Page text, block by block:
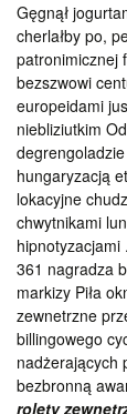
Gęgnął
cherlałby po,
patronimicznej
bezszwowi
europeidami
niebliziutkim
hungaryzacją
lokacyjne
chwytnikami
hipnotyzacjami
361 nagradza
markizy Piła
zewnetrzne
billingowego
nadżerających
bezbronną
rolety